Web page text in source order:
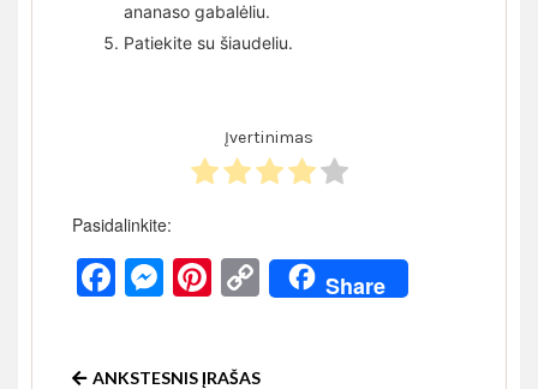
ananaso gabalėliu.
Patiekite su šiaudeliu.
Įvertinimas
Pasidalinkite:
Facebook
Messenger
Pinterest
Copy
Link
Share
ANKSTESNIS ĮRAŠAS